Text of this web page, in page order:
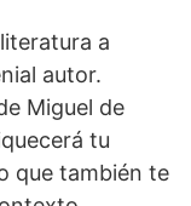
a
autor.
Miguel de
tu
que también te